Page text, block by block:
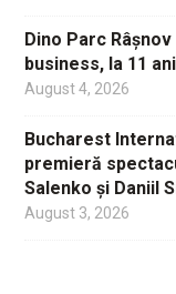
Dino Parc
business, la 11
August 4, 2026
Bucharest
premieră
Salenko și Daniil
August 3, 2026